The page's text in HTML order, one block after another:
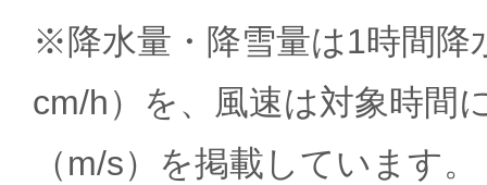
※降水量・降雪量は1時間降
cm/h）を、風速は対象時間
（m/s）を掲載しています。